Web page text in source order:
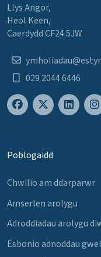
Llys Angor,
Heol Keen,
Caerdydd CF24 5JW
029 2044 6446
Poblogaidd
Chwilio am ddarparwr
Amserlen arolygu
Adroddiadau arolygu
Esbonio adnoddau